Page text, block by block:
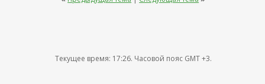
Текущее время: 17:26. Часовой пояс GMT +3.